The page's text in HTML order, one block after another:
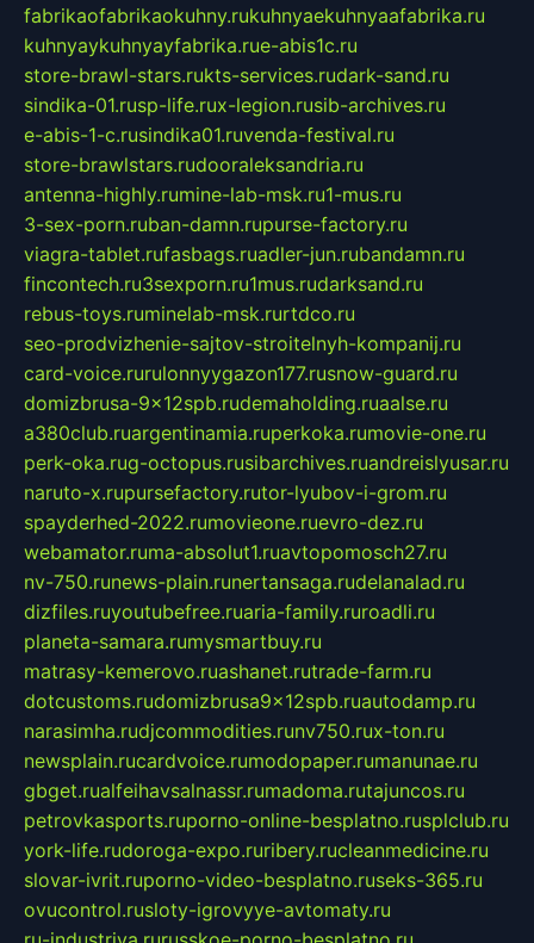
fabrikaofabrikaokuhny.rukuhnyaekuhnyaafabrika.ru
kuhnyaykuhnyayfabrika.rue-abis1c.ru
store-brawl-stars.rukts-services.rudark-sand.ru
sindika-01.rusp-life.rux-legion.rusib-archives.ru
e-abis-1-c.rusindika01.ruvenda-festival.ru
store-brawlstars.rudooraleksandria.ru
antenna-highly.rumine-lab-msk.ru1-mus.ru
3-sex-porn.ruban-damn.rupurse-factory.ru
viagra-tablet.rufasbags.ruadler-jun.rubandamn.ru
fincontech.ru3sexporn.ru1mus.rudarksand.ru
rebus-toys.ruminelab-msk.rurtdco.ru
seo-prodvizhenie-sajtov-stroitelnyh-kompanij.ru
card-voice.rurulonnyygazon177.rusnow-guard.ru
domizbrusa-9x12spb.rudemaholding.ruaalse.ru
a380club.ruargentinamia.ruperkoka.rumovie-one.ru
perk-oka.rug-octopus.rusibarchives.ruandreislyusar.ru
naruto-x.rupursefactory.rutor-lyubov-i-grom.ru
spayderhed-2022.rumovieone.ruevro-dez.ru
webamator.ruma-absolut1.ruavtopomosch27.ru
nv-750.runews-plain.runertansaga.rudelanalad.ru
dizfiles.ruyoutubefree.ruaria-family.ruroadli.ru
planeta-samara.rumysmartbuy.ru
matrasy-kemerovo.ruashanet.rutrade-farm.ru
dotcustoms.rudomizbrusa9x12spb.ruautodamp.ru
narasimha.rudjcommodities.runv750.rux-ton.ru
newsplain.rucardvoice.rumodopaper.rumanunae.ru
gbget.rualfeihavsalnassr.rumadoma.rutajuncos.ru
petrovkasports.ruporno-online-besplatno.rusplclub.ru
york-life.rudoroga-expo.ruribery.rucleanmedicine.ru
slovar-ivrit.ruporno-video-besplatno.ruseks-365.ru
ovucontrol.rusloty-igrovyye-avtomaty.ru